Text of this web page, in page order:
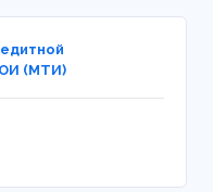
(МТИ)